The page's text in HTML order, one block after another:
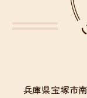
兵庫県宝塚市